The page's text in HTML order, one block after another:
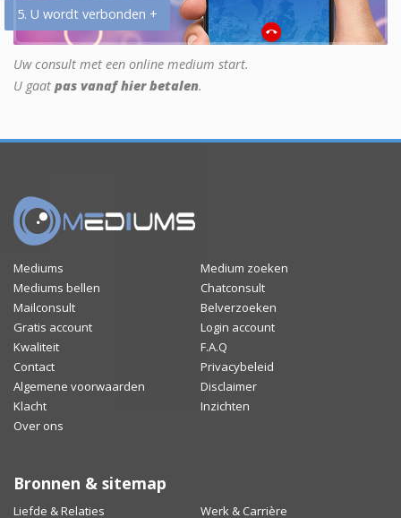
5. U wordt verbonden +
Uw consult met een online medium start.
U gaat pas vanaf hier betalen.
Mediums
Medium zoeken
Mediums bellen
Chatconsult
Mailconsult
Belverzoeken
Gratis account
Login account
Kwaliteit
F.A.Q
Contact
Privacybeleid
Algemene voorwaarden
Disclaimer
Klacht
Inzichten
Over ons
Bronnen & sitemap
Liefde & Relaties Werk & Carrière